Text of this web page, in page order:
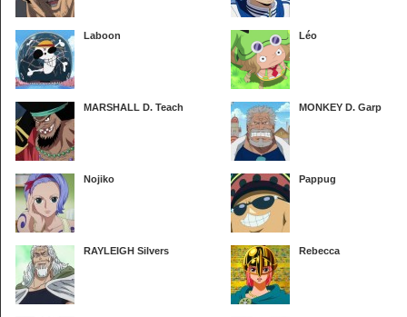
Laboon Léo
MARSHALL D. Teach MONKEY D. Garp
Nojiko Pappug
RAYLEIGH Silvers Rebecca